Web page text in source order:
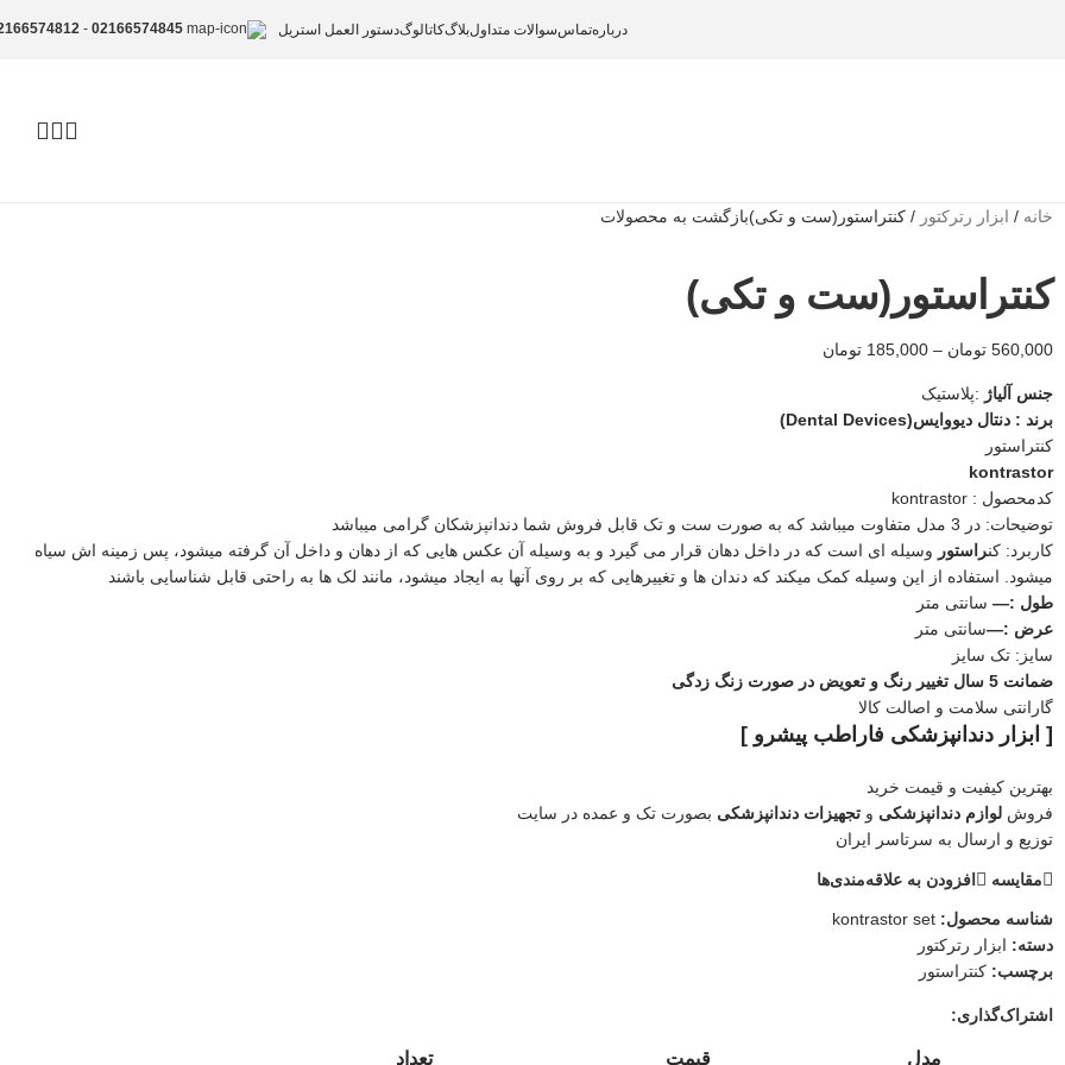
دربارهتماسسوالات متداولبلاگکاتالوگدستور العمل استریل 02166574845
-
خانه / ابزار رترکتور / کنتراستور(ست و تکی)بازگشت به محصولات
کنتراستور(ست و تکی)
560,000 تومان –
185,000 تومان
جنس آلیاژ :پلاستیک
برند : دنتال دیووایس(Dental Devices)
کنتراستور
kontrastor
کدمحصول : kontrastor
توضیحات: در 3 مدل متفاوت میباشد که به صورت ست و تک قابل فروش شما دندانپزشکان گرامی میباشد
کاربرد: کنراستور وسیله ای است که در داخل دهان قرار می گیرد و به وسیله آن عکس هایی که از دهان و داخل آن گرفته میشود، پس زمینه اش سیاه
میشود. استفاده از این وسیله کمک میکند که دندان ها و تغییرهایی که بر روی آنها به ایجاد میشود، مانند لک ها به راحتی قابل شناسایی باشند
طول :— سانتی متر
عرض :—سانتی متر
سایز: تک سایز
ضمانت 5 سال تغییر رنگ و تعویض در صورت زنگ زدگی
گارانتی سلامت و اصالت کالا
[ ابزار دندانپزشکی فاراطب پیشرو ]
بهترین کیفیت و قیمت خرید
فروش لوازم دندانپزشکی و تجهیزات دندانپزشکی بصورت تک و عمده در سایت
توزیع و ارسال به سرتاسر ایران
مقایسه افزودن به علاقه‌مندی‌ها
شناسه محصول: kontrastor set
دسته: ابزار رترکتور
برچسب: کنتراستور
اشتراک‌گذاری:
مدل قیمت تعداد